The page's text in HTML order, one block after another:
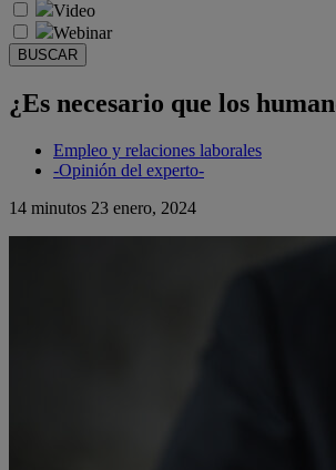
Video
Webinar
BUSCAR
¿Es necesario que los
Empleo y relaciones laborales
-Opinión del experto-
14 minutos 23 enero, 2024